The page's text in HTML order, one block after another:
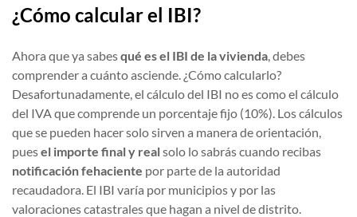
¿Cómo calcular el IBI?
Ahora que ya sabesqué es el IBI de la vivienda , debes
comprender a cuánto asciende. ¿Cómo calcularlo?
Desafortunadamente, el cálculo del IBI no es como el cálculo
del IVA que comprende un porcentaje fijo (10%). Los cálculos
que se pueden hacer solo sirven a manera de orientación,
puesel importe final y realsolo lo sabrás cuando recibas
notificación fehaciente por parte de la autoridad
recaudadora. El IBI varía por municipios y por las
valoraciones catastrales que hagan a nivel de distrito.